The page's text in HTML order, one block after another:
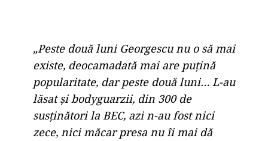
„Peste două luni Georgescu nu o să mai
existe, deocamadată mai are puțină
popularitate, dar peste două luni… L-au
lăsat și bodyguarzii, din 300 de
susținători la BEC, azi n-au fost nici
zece, nici măcar presa nu îi mai dă